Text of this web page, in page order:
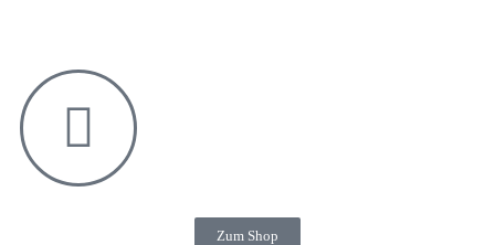
Zum Shop